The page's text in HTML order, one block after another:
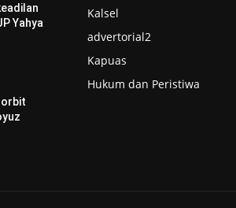
Yahya
orbit
Kalsel
advertorial2
Kapuas
Hukum dan Peristiwa